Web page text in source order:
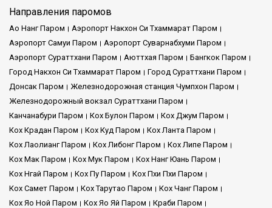
Направления паромов
Ао Нанг Паром
Аэропорт Накхон Си Тхаммарат Паром
Аэропорт Самуи Паром
Аэропорт Суварнабхуми Паром
Аэропорт Сураттхани Паром
Аюттхая Паром
Бангкок Паром
Город Накхон Си Тхаммарат Паром
Город Сураттхани Паром
Донсак Паром
Железнодорожная станция Чумпхон Паром
Железнодорожный вокзал Сураттхани Паром
Канчанабури Паром
Кох Булон Паром
Кох Джум Паром
Кох Крадан Паром
Кох Куд Паром
Кох Ланта Паром
Кох Лаолианг Паром
Кох Либонг Паром
Кох Липе Паром
Кох Мак Паром
Кох Мук Паром
Кох Нанг Юань Паром
Кох Нгай Паром
Кох Пу Паром
Кох Пхи Пхи Паром
Кох Самет Паром
Кох Тарутао Паром
Кох Чанг Паром
Кох Яо Ной Паром
Кох Яо Яй Паром
Краби Паром